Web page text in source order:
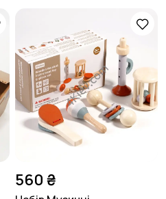
560 ₴